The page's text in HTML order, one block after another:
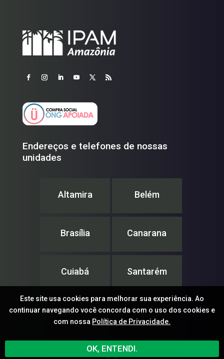
Endereços e telefones de nossas
unidades
Altamira Belém
Brasília Canarana
Cuiabá Santarém
IPAM – Instituto de Pesquisa Ambiental da Amazônia
© ®
Este site usa cookies para melhorar sua experiência. Ao
continuar navegando você concorda com o uso dos cookies e
com nossa Política de Privacidade.
OK, ENTENDI.